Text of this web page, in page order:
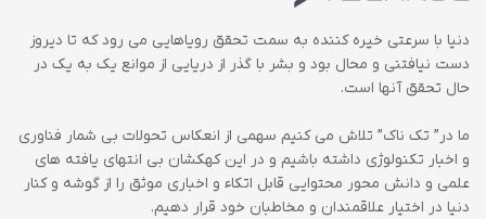
دنیا با سرعتی خیره کننده به سمت تحقق رویاهایی می رود که تا دیروز
دست نیافتنی و محال بود و بشر با گذر از دریایی از موانع یک به یک در
حال تحقق آنها است.
ما در” تک ناک” تلاش می کنیم سهمی از انعکاس تحولات بی شمار فناوری
و اخبار تکنولوژی داشته باشیم و در این کهکشان بی انتهای یافته های
علمی و دانش محور محتوایی قابل اتکاء و اخباری موثق را از گوشه و کنار
دنیا در اختیار علاقمندان و مخاطبان خود قرار دهیم.